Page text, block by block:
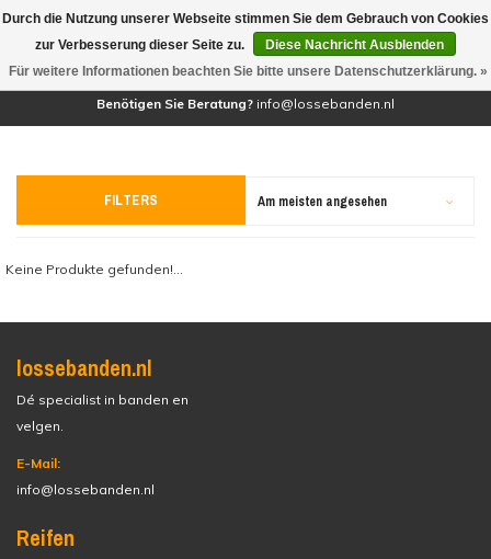
(0)
Benötigen Sie Beratung? info@lossebanden.nl
FILTERS Am meisten angesehen
Keine Produkte gefunden!...
lossebanden.nl
Dé specialist in banden en
velgen.
E-Mail:
info@lossebanden.nl
Reifen
Durch die Nutzung unserer Webseite stimmen Sie dem Gebrauch von Cookies
zur Verbesserung dieser Seite zu.
Diese Nachricht Ausblenden
Für weitere Informationen beachten Sie bitte unsere Datenschutzerklärung. »